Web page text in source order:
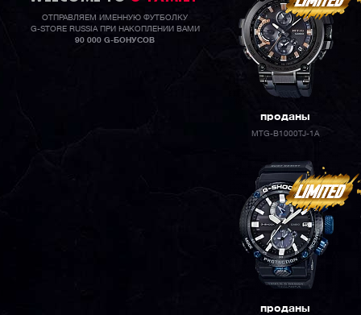
ОТПРАВЛЯЕМ ИМЕННУЮ ФУТБОЛКУ
G-STORE RUSSIA ПРИ НАКОПЛЕНИИ ВАМИ
90 000 G-БОНУСОВ
проданы
MTG-B1000TJ-1A
проданы